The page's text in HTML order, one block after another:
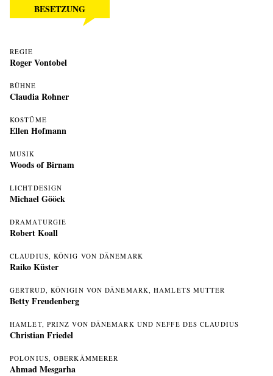
BESETZUNG
REGIE
Roger Vontobel
BÜHNE
Claudia Rohner
KOSTÜME
Ellen Hofmann
MUSIK
Woods of Birnam
LICHTDESIGN
Michael Gööck
DRAMATURGIE
Robert Koall
CLAUDIUS, KÖNIG VON DÄNEMARK
Raiko Küster
GERTRUD, KÖNIGIN VON DÄNEMARK, HAMLETS MUTTER
Betty Freudenberg
HAMLET, PRINZ VON DÄNEMARK UND NEFFE DES CLAUDIUS
Christian Friedel
POLONIUS, OBERKÄMMERER
Ahmad Mesgarha